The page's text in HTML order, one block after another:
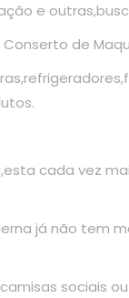
e
de
cada vez
já não tem
sociais